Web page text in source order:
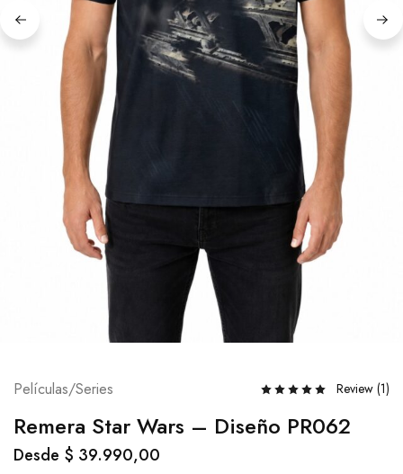
Películas/Series Review (1)
Remera Star Wars – Diseño PR062
Desde $ 39.990,00